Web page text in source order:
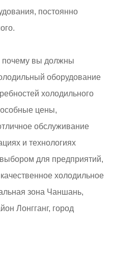
постоянно
почему вы должны
оборудование
холодильного
цены,
обслуживание
и технологиях
для предприятий,
холодильное
зона Чаншань,
Лонгганг, город